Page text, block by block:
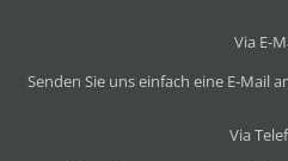
Via E-
Senden Sie uns einfach eine E-Mail
Via